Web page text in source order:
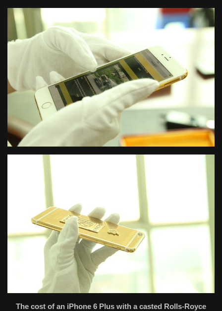
The cost of an iPhone 6 Plus with a casted Rolls-Royce